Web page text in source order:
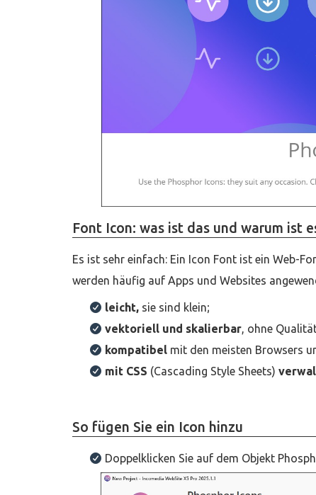
Font Icon: was ist das und warum ist
Es ist sehr einfach: Ein Icon Font ist ein Web-
werden häufig auf Apps und Websites
leicht, sie sind klein;
vektoriell und skalierbar, ohne
kompatibel mit den meisten Browsers
mit CSS (Cascading Style Sheets)
So fügen Sie ein Icon hinzu
Doppelklicken Sie auf dem Objekt